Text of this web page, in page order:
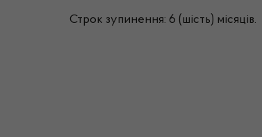
Строк зупинення: 6 (шість) місяців.